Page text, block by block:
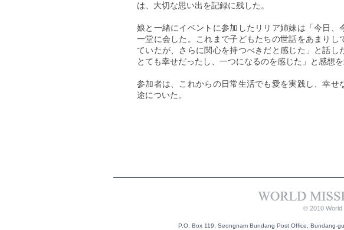
は、大切な思い出を記録に残した。
娘と一緒にイベントに参加したリリア姉妹は「今日
一堂に会した。これまで子どもたちの世話をあまりし
ていたが、さらに関心を持つべきだと感じた」と話
とても幸せだったし、一つになるのを感じた」と感想を
参加者は、これからの日常生活でも愛を実践し、幸
途についた。
© 2010 World
P.O. Box 119, Seongnam Bundang Post Office, Bundang-